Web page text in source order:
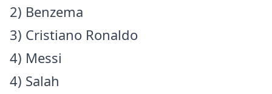
2) Benzema
3) Cristiano Ronaldo
4) Messi
4) Salah